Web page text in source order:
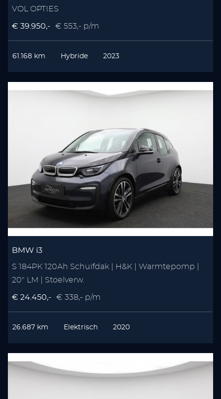
VOL OPTIES
€ 39.950,- € 553,- p/m
61.168 km Hybride 2023
BMW i3
S 184PK 120Ah Schuifdak | H&K | Warmtepomp |
20" LM | Stoelverw.
€ 24.450,- € 338,- p/m
26.687 km Elektrisch 2020